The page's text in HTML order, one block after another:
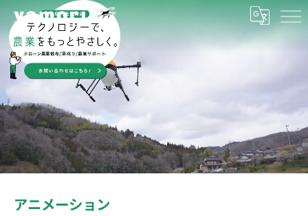
アニメーション